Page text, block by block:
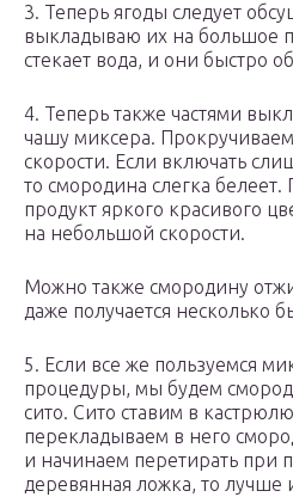
3. Теперь ягоды следует
выкладываю их на большое
стекает вода, и они быстро
4. Теперь также частями
чашу миксера.
скорости. Если включать
то смородина слегка белеет.
продукт яркого красивого
на небольшой скорости.
Можно также смородину
даже получается несколько
5. Если все же пользуемся
процедуры, мы будем
сито. Сито ставим в
перекладываем в него
и начинаем перетирать при
деревянная ложка, то лучше